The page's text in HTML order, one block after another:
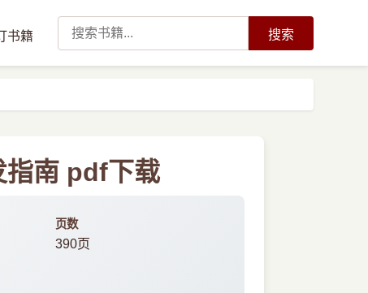
书籍 搜索
指南 pdf下载
页数
390页